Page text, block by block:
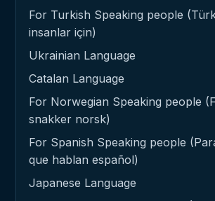
For Turkish Speaking people
insanlar için)
Ukrainian Language
Catalan Language
For Norwegian Speaking people
snakker norsk)
For Spanish Speaking people
que hablan español)
Japanese Language